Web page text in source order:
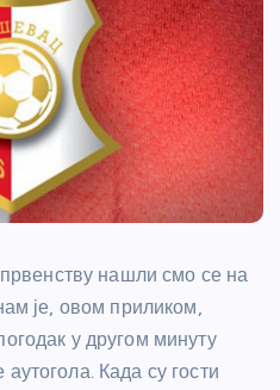
нашли смо се на
је, овом приликом,
у другом минуту
Када су гости